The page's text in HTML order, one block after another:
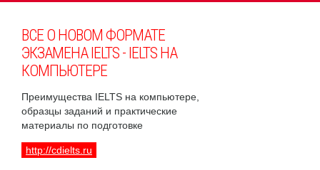
ВСЕ О НОВОМ ФОРМАТЕ
ЭКЗАМЕНА IELTS - IELTS НА
КОМПЬЮТЕРЕ
Преимущества IELTS на компьютере,
образцы заданий и практические
материалы по подготовке
http://cdielts.ru